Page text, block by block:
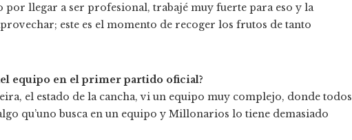
llegar a ser profesional, trabajé muy fuerte para eso y la
este es el momento de recoger los frutos de tanto
equipo en el primer partido oficial?
el estado de la cancha, vi un equipo muy complejo, donde todos
qu’uno busca en un equipo y Millonarios lo tiene demasiado